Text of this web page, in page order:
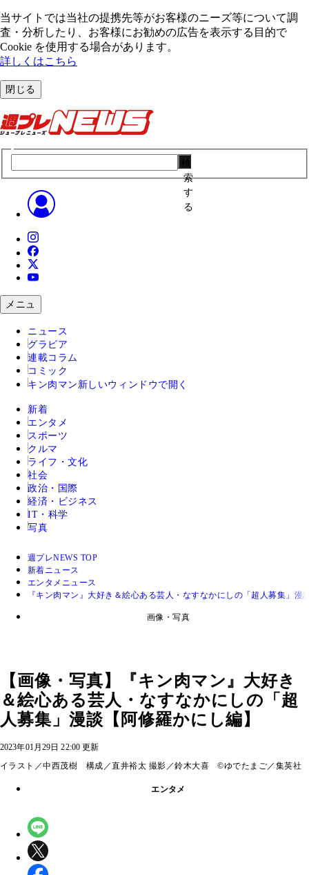
当サイトでは当社の提携先等がお客様のニーズ等について調
査・分析したり、お客様にお勧めの広告を表⽰する⽬的で
Cookie を使⽤する場合があります。
詳しくはこちら
閉じる
索
す
る
メニュ
ニュース
グラビア
連載コラム
コミック
キン肉マン 新しいウィンドウで開く
新着
エンタメ
スポーツ
クルマ
ライフ・文化
社会
政治・国際
経済・ビジネス
IT・科学
写真
週プレNEWS TOP
新着ニュース
エンタメニュース
『キン肉マン』大好き＆絵心ある芸人・なすなかにしの「超人募集」漫
画像・写真
【画像・写真】『キン肉マン』大好き
＆絵心ある芸人・なすなかにしの「超
人募集」漫談【阿修羅かにし編】
2023年01月29日 22:00 更新
イラスト／中西茂樹 構成／直井裕太 撮影／鈴木大喜 ©ゆでたまご／集英社
エンタメ